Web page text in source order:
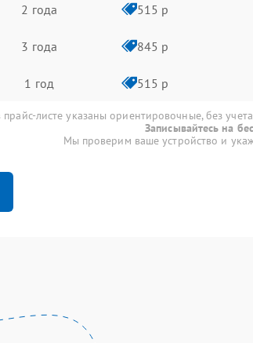
2 года 515 р
3 года 845 р
1 год 515 р
листе указаны ориентировочные, без
Записывайтесь на
Мы проверим ваше устройство и